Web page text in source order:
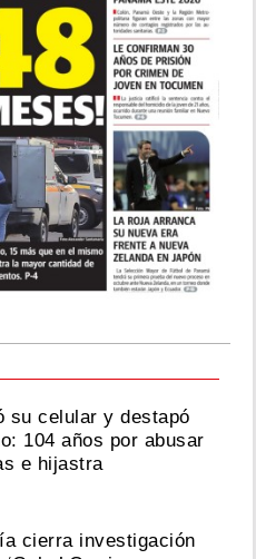
su celular y destapó
104 años por abusar
e hijastra
cierra investigación